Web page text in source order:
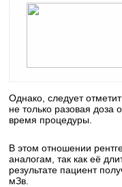
Однако, следует
не только разовая доза
время процедуры.
В этом отношении
аналогам, так как её
результате пациент
мЗв.